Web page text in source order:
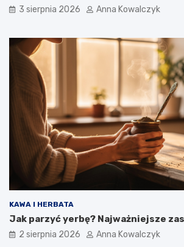
3 sierpnia 2026 Anna Kowalczyk
KAWA I HERBATA
Jak parzyć yerbę? Najważniejsze
2 sierpnia 2026 Anna Kowalczyk